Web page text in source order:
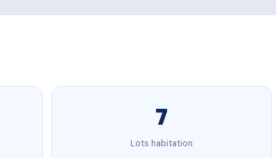
7
Lots habitation